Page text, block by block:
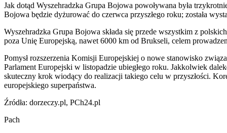
Jak dotąd Wyszehradzka Grupa Bojowa powoływana była
Bojowa będzie dyżurować do czerwca przyszłego roku; została
Wyszehradzka Grupa Bojowa składa się przede wszystkim z
poza Unię Europejską, nawet 6000 km od Brukseli, celem
Pomysł rozszerzenia Komisji Europejskiej o nowe stanowisko
Parlament Europejski w listopadzie ubiegłego roku. Jakkolwiek
skuteczny krok wiodący do realizacji takiego celu w przyszłości.
europejskiego superpaństwa.
Źródła: dorzeczy.pl, PCh24.pl
Pach